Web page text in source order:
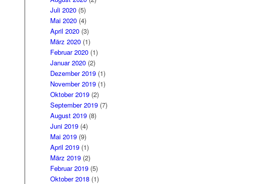
Juli 2020 (5)
Mai 2020 (4)
April 2020 (3)
März 2020 (1)
Februar 2020 (1)
Januar 2020 (2)
Dezember 2019 (1)
November 2019 (1)
Oktober 2019 (2)
September 2019 (7)
August 2019 (8)
Juni 2019 (4)
Mai 2019 (9)
April 2019 (1)
März 2019 (2)
Februar 2019 (5)
Oktober 2018 (1)